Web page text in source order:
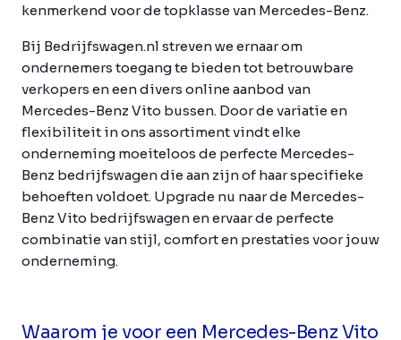
kenmerkend voor de topklasse van Mercedes-Benz.
Bij Bedrijfswagen.nl streven we ernaar om
ondernemers toegang te bieden tot betrouwbare
verkopers en een divers online aanbod van
Mercedes-Benz Vito bussen. Door de variatie en
flexibiliteit in ons assortiment vindt elke
onderneming moeiteloos de perfecte Mercedes-
Benz bedrijfswagen die aan zijn of haar specifieke
behoeften voldoet. Upgrade nu naar de Mercedes-
Benz Vito bedrijfswagen en ervaar de perfecte
combinatie van stijl, comfort en prestaties voor jouw
onderneming.
Waarom je voor een Mercedes-Benz Vito